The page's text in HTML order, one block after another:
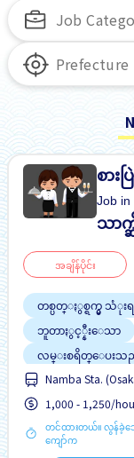
စား
Job in
သာ
အချိန်ပိုင်း
တစ္ပတ္ႏွစ္ရက္မွ သံုး
ဘူတာႏွင့္နီးေသာ
လမ္းစရိတ္ေပးသ
အလုပ္အေတြ႕အၾကံဳရွိ
လို
အလုပ္ခ်ိန္နည္းေသာ
Namba Sta.
1,000 - 1,250/
တင်ထားတယ်။ လွန်ခဲ့သ
ကျော်က